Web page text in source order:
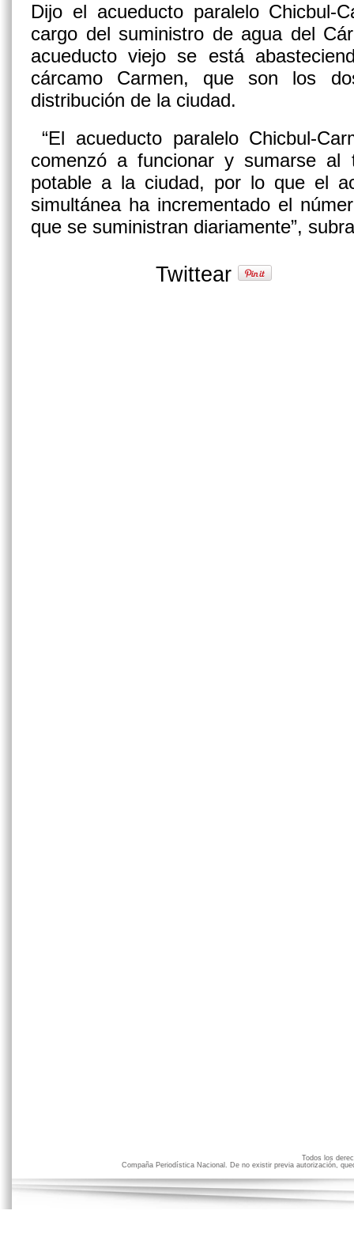
Dijo el acueducto paralelo Chicbul-
cargo del suministro de agua del
acueducto viejo se está
cárcamo Carmen, que son los
distribución de la ciudad.
“El acueducto paralelo Chicbul-
comenzó a funcionar y sumarse al
potable a la ciudad, por lo que el
simultánea ha incrementado el
que se suministran diariamente”,
Twittear
Todos los
Compaña Periodística Nacional. De no existir previa autorización,